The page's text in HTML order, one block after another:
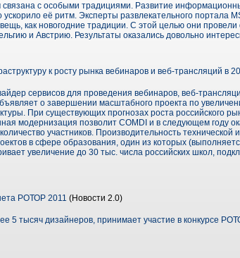
связана с особыми традициями. Развитие
её ритм. Эксперты развлекательного портала
как новогодние традиции. С этой целью они
и Австрию. Результаты оказались довольно
к росту рынка вебинаров и веб-трансляций в
сервисов для проведения вебинаров, веб-
о завершении масштабного проекта по
При существующих прогнозах роста российского
модернизация позволит COMDI и в следующем году
участников. Производительность технической
в сфере образования, один из которых
увеличение до 30 тыс. числа российских школ,
РОТОР 2011 (Новости 2.0)
5 тысяч дизайнеров, принимает участие в конкурсе